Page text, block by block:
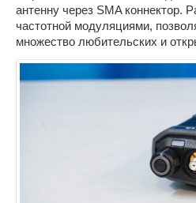
антенну через SMA коннектор.
частотной модуляциями,
множество любительских и